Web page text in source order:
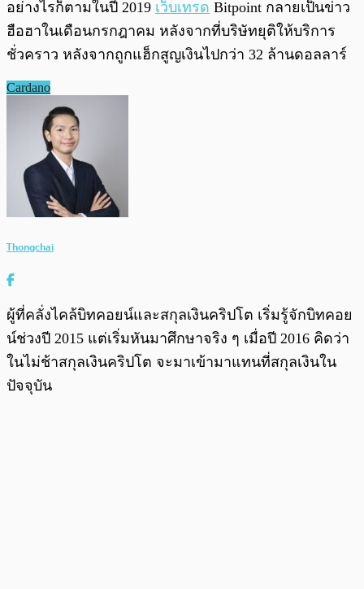
อย่างไรก็ตามในปี 2019 เว็บเทรด Bitpoint กลายเป็นข่าว
ฮือฮาในเดือนกรกฎาคม หลังจากที่บริษัทยุติให้บริการ
ชั่วคราว หลังจากถูกแฮ็กสูญเงินไปกว่า 32 ล้านดอลลาร์
Cardano
Thongchai
ผู้ที่คลั่งไคล้บิทคอยน์และสกุลเงินคริปโต เริ่มรู้จักบิทคอย
น์ช่วงปี 2015 แต่เริ่มหันมาศึกษาจริง ๆ เมื่อปี 2016 คิดว่า
ในไม่ช้าสกุลเงินคริปโต จะมาเข้ามาแทนที่สกุลเงินใน
ปัจจุบัน